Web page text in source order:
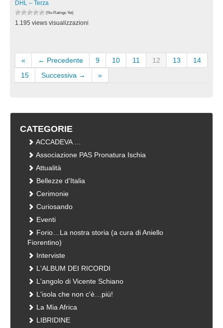
DHL – Terza
(No Ratings Yet)
1.195 views visualizzazioni
« ← Precedente 9 10 11 12 13
14
15
Successiva → »
CATEGORIE
ACCADEVA …
Associazione PAS Pronatura Ischia
Attualità
Bellezze d'Italia
Cerimonie
Curiosando
Eventi
Forio…La nostra storia (a cura di Aniello
Fiorentino)
Interviste
L'ALBUM DEI RICORDI
L'angolo di Vicente Schiano
L'isola che non c'è…più!
La Mia Africa
LIBRIDINE